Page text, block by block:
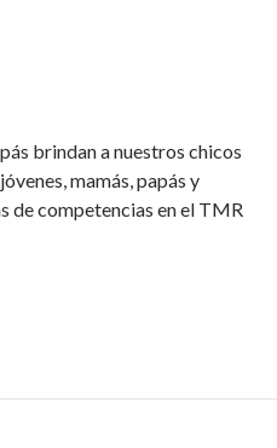
brindan a nuestros chicos
mamás, papás y
de competencias en el TMR